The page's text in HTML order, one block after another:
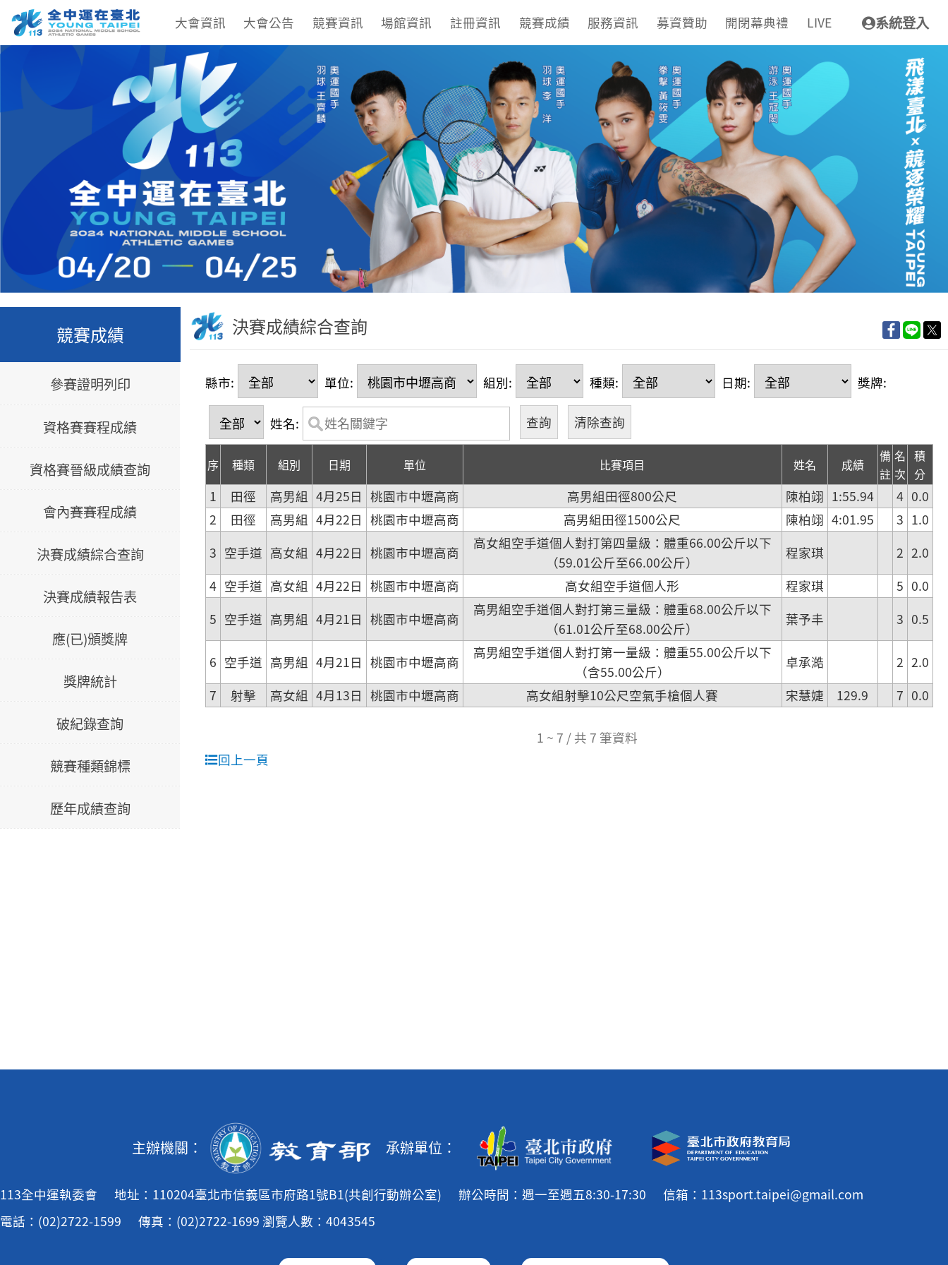
大會資訊 大會公告 競賽資訊 場館資訊 註冊資訊 競賽成績 服務資訊 募資贊助 開閉幕典禮 LIVE 系統登入
競賽成績
參賽證明列印
資格賽賽程成績
資格賽晉級成績查詢
會內賽賽程成績
決賽成績綜合查詢
決賽成績報告表
應(已)頒獎牌
獎牌統計
破紀錄查詢
競賽種類錦標
歷年成績查詢
決賽成績綜合查詢
縣市: 單位: 組別: 種類: 日期: 獎牌:
姓名:
序 種類 組別 日期 單位 比賽項目 姓名 成績
備
註
名
次
積
分
1 田徑 高男組 4月25日 桃園市中壢高商 高男組田徑800公尺 陳柏翊 1:55.94 4 0.0
2
田徑 高男組 4月22日 桃園市中壢高商 高男組田徑1500公尺 陳柏翊 4:01.95 3 1.0
3 空手道 高女組 4月22日 桃園市中壢高商
高女組空手道個人對打第四量級：體重66.00公斤以下
（59.01公斤至66.00公斤）
程家琪 2 2.0
4 空手道 高女組 4月22日 桃園市中壢高商 高女組空手道個人形 程家琪 5 0.0
5 空手道 高男組 4月21日 桃園市中壢高商
高男組空手道個人對打第三量級：體重68.00公斤以下
（61.01公斤至68.00公斤）
葉予丰 3 0.5
6 空手道 高男組 4月21日 桃園市中壢高商
高男組空手道個人對打第一量級：體重55.00公斤以下
（含55.00公斤）
卓承澔 2 2.0
7
射擊 高女組 4月13日 桃園市中壢高商 高女組射擊10公尺空氣手槍個人賽 宋慧婕 129.9 7 0.0
1 ~ 7 / 共 7 筆資料
回上一頁
主辦機關： 承辦單位：
113全中運執委會 地址：110204臺北市信義區市府路1號B1(共創行動辦公室) 辦公時間：週一至週五8:30-17:30
信箱：113sport.taipei@gmail.com
電話：(02)2722-1599
傳真：(02)2722-1699 瀏覽人數：4043545